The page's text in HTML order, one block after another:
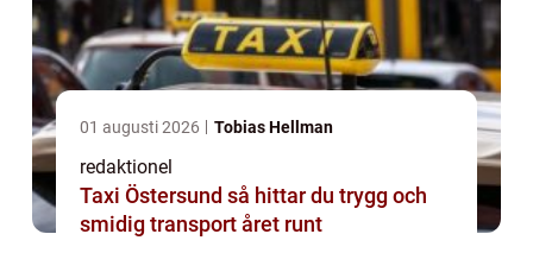
01 augusti 2026 Tobias Hellman
redaktionel
Taxi Östersund så hittar du trygg och
smidig transport året runt